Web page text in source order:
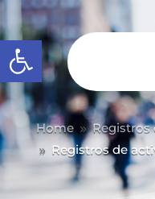
Abrir barra de
Home 9 Registros
9 Registros de